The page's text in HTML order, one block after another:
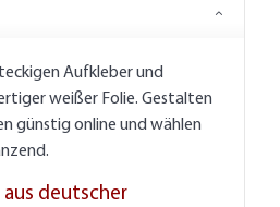
Aufkleber und
weißer Folie. Gestalten
günstig online und wählen
deutscher